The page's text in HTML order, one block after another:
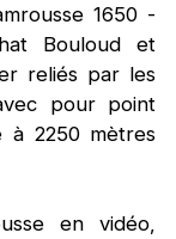
1650 -
Bouloud et
reliés par les
pour point
à 2250 mètres
en vidéo,